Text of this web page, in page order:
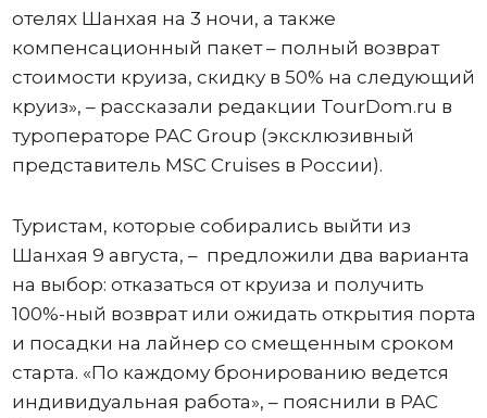
отелях Шанхая на 3 ночи, а также
компенсационный пакет – полный возврат
стоимости круиза, скидку в 50% на следующий
круиз», – рассказали редакции TourDom.ru в
туроператоре PAC Group (эксклюзивный
представитель MSC Cruises в России).
Туристам, которые собирались выйти из
Шанхая 9 августа, – предложили два варианта
на выбор: отказаться от круиза и получить
100%-ный возврат или ожидать открытия порта
и посадки на лайнер со смещенным сроком
старта. «По каждому бронированию ведется
индивидуальная работа», – пояснили в PAC